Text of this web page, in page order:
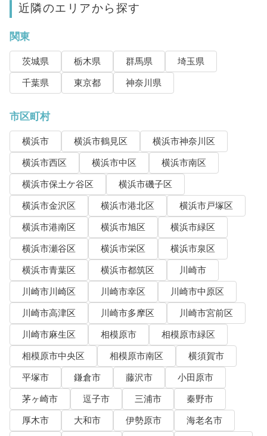
近隣のエリアから探す
関東
茨城県 栃木県 群馬県
埼玉県
千葉県
東京都 神奈川県
市区町村
横浜市 横浜市鶴見区
横浜市神奈川区
横浜市西区
横浜市中区
横浜市南区
横浜市保土ケ谷区
横浜市磯子区
横浜市金沢区
横浜市港北区
横浜市戸塚区
横浜市港南区
横浜市旭区
横浜市緑区
横浜市瀬谷区
横浜市栄区
横浜市泉区
横浜市青葉区
横浜市都筑区
川崎市
川崎市川崎区
川崎市幸区
川崎市中原区
川崎市高津区
川崎市多摩区
川崎市宮前区
川崎市麻生区
相模原市
相模原市緑区
相模原市中央区
相模原市南区
横須賀市
平塚市
鎌倉市 藤沢市
小田原市
茅ヶ崎市
逗子市 三浦市
秦野市
厚木市
大和市 伊勢原市
海老名市